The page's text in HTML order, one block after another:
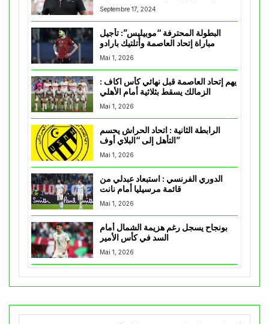
Septembre 17, 2024
البطولة المحترفة “موبيليس”: تأجيل
مباراة إتحاد العاصمة وأتلتيك بارادو
Mai 1, 2026
يهم إتحاد العاصمة قبل نهائي كأس اكاف :
Mai 1, 2026
الرابطة الثانية : اتحاد الحراش يحسم
التأهل إلى “البلاي أوف”
Mai 1, 2026
الدوري الفرنسي : استبعاد عبدلي من
قائمة مرسيليا أمام نانت
Mai 1, 2026
بونجاح يسجل رغم هزيمة الشمال أمام
السد في كأس الأمير
Mai 1, 2026